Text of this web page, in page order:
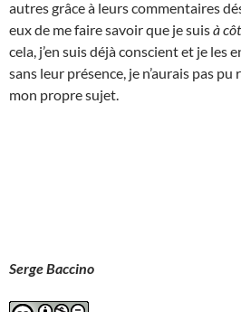
autres grâce à leurs commentaires
eux de me faire savoir que je suisà
cela, j’en suis déjà conscient et je les
sans leur présence, je n’aurais pas
mon propre sujet.
Serge Baccino